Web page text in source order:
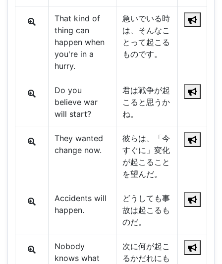
That kind of
thing can
happen when
you're in a
hurry.
急いでいる時
は、そんなこ
とって起こる
ものです。
Do you
believe war
will start?
君は戦争が起
こると思うか
ね。
They wanted
change now.
彼らは、「今
すぐに」変化
が起こること
を望んだ。
Accidents will
happen.
どうしても事
故は起こるも
のだ。
Nobody
knows what
次に何が起こ
るかだれにも